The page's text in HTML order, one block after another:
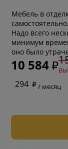
Мебель в
самостоятельно.
Надо всего
минимум
оно было
10 584
294
/ месяц
* обязательное